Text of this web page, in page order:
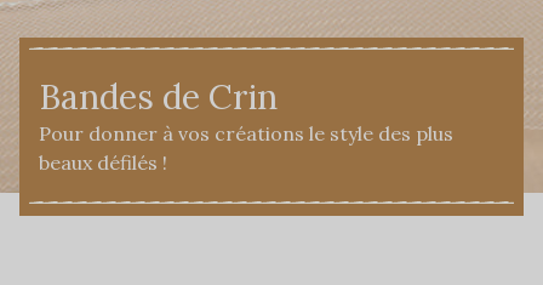
Bandes de Crin
Pour donner à vos créations le style des plus
beaux défilés !